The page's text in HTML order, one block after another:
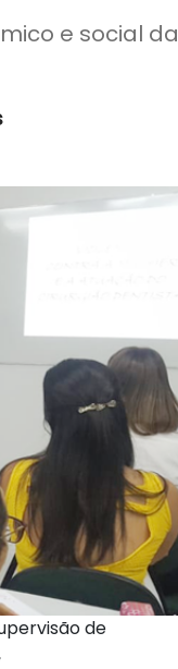
e social da
de